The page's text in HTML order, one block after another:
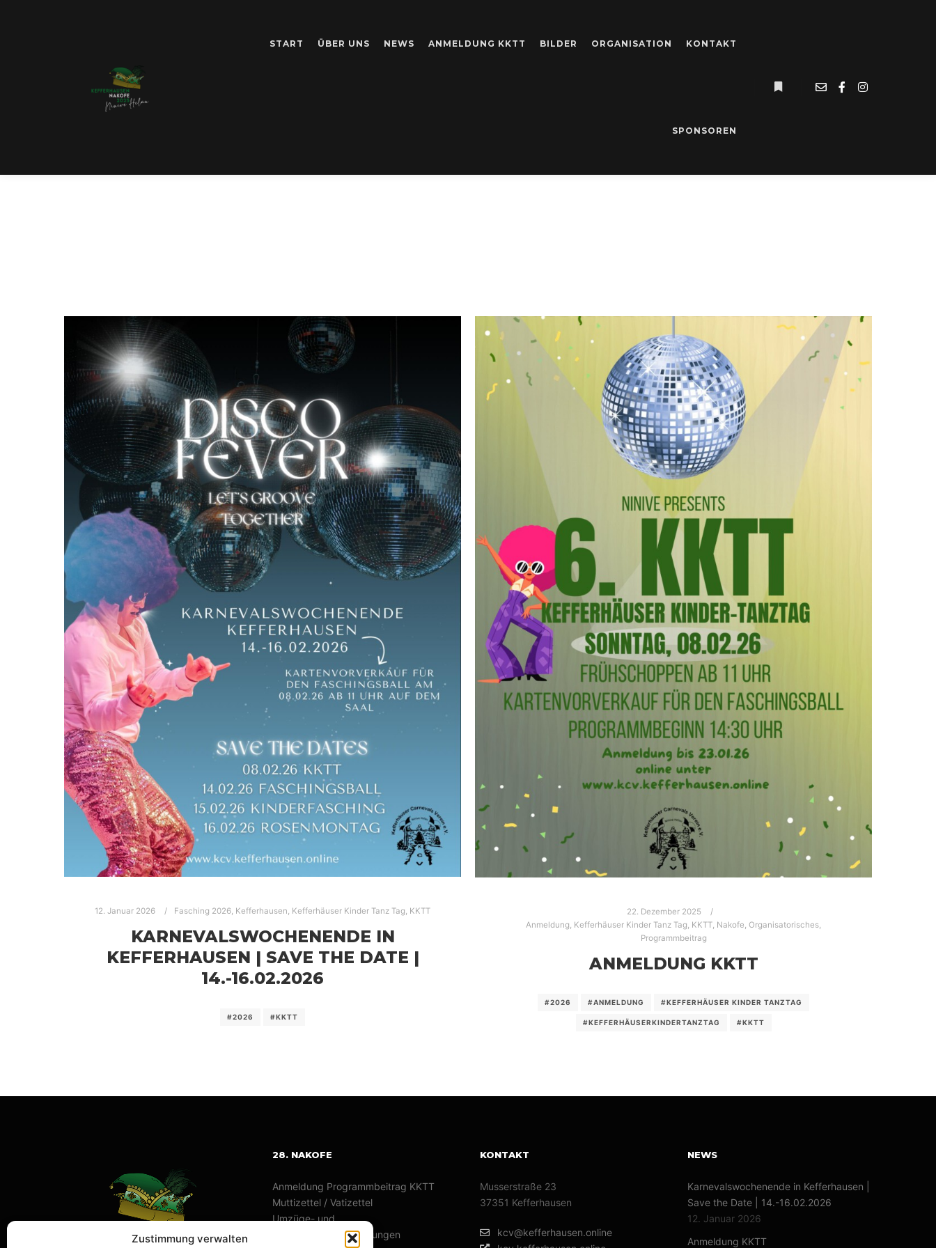
Zustimmung verwalten
START ÜBER UNS NEWS ANMELDUNG KKTT BILDER ORGANISATION KONTAKT
SPONSOREN
ARCHIV DER KATEGORIE:
KEFFERHÄUSER
KINDER TANZ TAG
12. Januar 2026 Fasching 2026, Kefferhausen, Kefferhäuser Kinder Tanz Tag, KKTT
KARNEVALSWOCHENENDE IN
KEFFERHAUSEN | SAVE THE DATE |
14.-16.02.2026
#2026 #KKTT
22. Dezember 2025
Anmeldung, Kefferhäuser Kinder Tanz Tag, KKTT, Nakofe, Organisatorisches,
Programmbeitrag
ANMELDUNG KKTT
#2026 #ANMELDUNG #KEFFERHÄUSER KINDER TANZTAG
#KEFFERHÄUSERKINDERTANZTAG #KKTT
28. NAKOFE
Anmeldung Programmbeitrag KKTT
Muttizettel / Vatizettel
Umzüge- und
Brauchtumsveranstaltungen
KONTAKT
Musserstraße 23
37351 Kefferhausen
kcv@kefferhausen.online
NEWS
Karnevalswochenende in Kefferhausen |
Save the Date | 14.-16.02.2026
12. Januar 2026
Anmeldung KKTT